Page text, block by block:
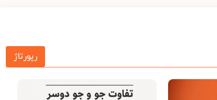
رپورتاژ